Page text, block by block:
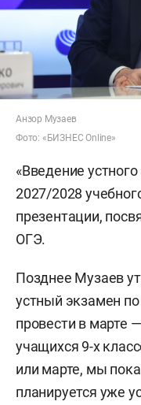
Анзор Музаев
Фото: «БИЗНЕС Online»
«Введение
2027/2028
презентации,
ОГЭ.
Позднее Музаев
устный экзамен
провести в марте
учащихся 9-х
или марте, мы
планируется уже